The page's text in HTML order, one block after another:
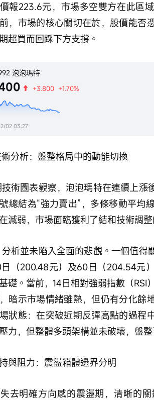
報223.6元，市場多空雙方在此區
，市場的核心關切在於，股價能否
超買而回踩下方支撐。
泡泡瑪特
+3.800 +1.70%
02 03:27
分析：盤整格局中的動能切換
總結為“強力賣出”，多條移動平均
減弱，市場面臨獲利了結和技術調整
（200.48元）及60日（204.54元
礎。當前，14日相對強弱指數（
暗示市場情緒雖熱，但仍有分化餘
狀態：在突破近期反彈高點的過程
力，但整體多頭架構並未破壞，盤
與阻力：震盪箱體邊界分明
去明確方向感的震盪期，清晰的